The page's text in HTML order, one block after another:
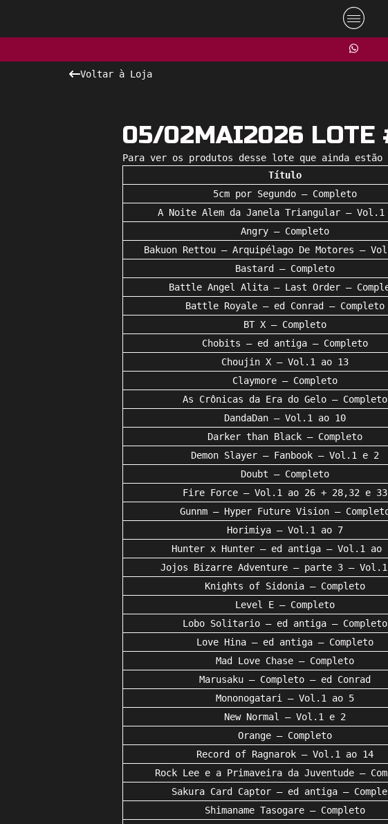
Voltar à Loja
05/02MAI2026 LOTE
Para ver os produtos desse lote que ainda
Título
5cm por Segundo – Completo
A Noite Alem da Janela Triangular – Vol.1
Angry – Completo
Bakuon Rettou – Arquipélago De Motores –
Bastard – Completo
Battle Angel Alita – Last Order –
Battle Royale – ed Conrad – Completo
BT X – Completo
Chobits – ed antiga – Completo
Choujin X – Vol.1 ao 13
Claymore – Completo
As Crônicas da Era do Gelo – Completo
DandaDan – Vol.1 ao 10
Darker than Black – Completo
Demon Slayer – Fanbook – Vol.1 e 2
Doubt – Completo
Fire Force – Vol.1 ao 26 + 28,32 e 33
Gunnm – Hyper Future Vision –
Horimiya – Vol.1 ao 7
Hunter x Hunter – ed antiga – Vol.1 ao
Jojos Bizarre Adventure – parte 3 –
Knights of Sidonia – Completo
Level E – Completo
Lobo Solitario – ed antiga – Completo
Love Hina – ed antiga – Completo
Mad Love Chase – Completo
Marusaku – Completo – ed Conrad
Mononogatari – Vol.1 ao 5
New Normal – Vol.1 e 2
Orange – Completo
Record of Ragnarok – Vol.1 ao 14
Rock Lee e a Primaveira da Juventude –
Sakura Card Captor – ed antiga –
Shimaname Tasogare – Completo